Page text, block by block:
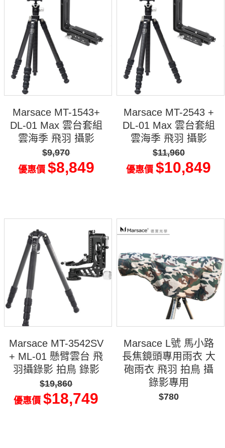
Marsace MT-1543+
DL-01 Max 雲台套組
雲海季 飛羽 攝影
$9,970
優惠價 $8,849
Marsace MT-2543 +
DL-01 Max 雲台套組
雲海季 飛羽 攝影
$11,960
優惠價$10,849
Marsace MT-3542SV
+ ML-01 懸臂雲台 飛
羽攝錄影 拍鳥 錄影
$19,860
優惠價$18,749
Marsace L號 馬小路
長焦鏡頭專用雨衣 大
砲雨衣 飛羽 拍鳥 攝
錄影專用
$780